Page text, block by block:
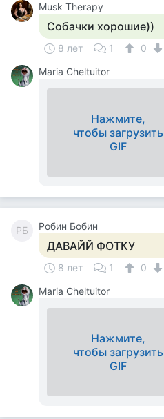
Musk Therapy
Собачки хорошие))
8 лет 1
0
Maria Cheltuitor
Нажмите,
чтобы загрузить
GIF
РБ Робин Бобин
ДАВАЙЙ ФОТКУ
8 лет 1
0
Maria Cheltuitor
Нажмите,
чтобы загрузить
GIF